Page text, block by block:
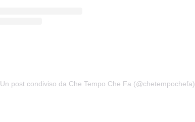
Un post condiviso da Che Tempo Che Fa (@chetempochefa)